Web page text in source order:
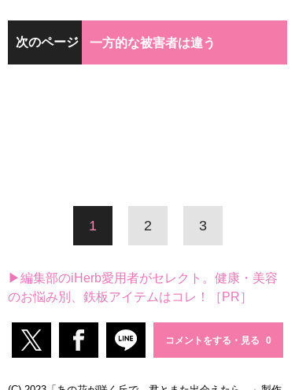
次のページ 一方的な被害者は違う
1 2 3
▶編集部のiHerb愛用者がセレクト。健康・美容
のお悩み別、鉄板アイテムはコレ！［PR］
コメントをする・見る